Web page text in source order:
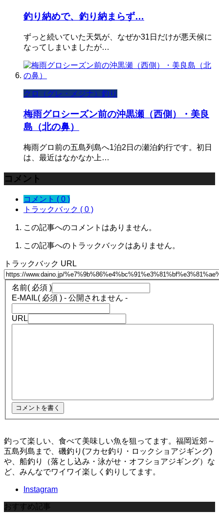
釣り納めで、釣り納まらず…
ずっと続いていた天気が、なぜか31日だけが悪天候に
なってしまいましたが…
クロ（グレ・メジナ）釣り
梅雨グロシーズン前の沖黒瀬（西側）・美良
島（北の鼻）
梅雨グロ前の五島列島へ1泊2日の瀬泊釣行です。初日
は、最近はなかなか上…
コメント
コメント ( 0 )
トラックバック ( 0 )
この記事へのコメントはありません。
この記事へのトラックバックはありません。
トラックバック URL
名前( 必須 )
E-MAIL( 必須 ) - 公開されません -
URL
釣って楽しい、食べて美味しい魚を狙ってます。福岡近郊～
五島列島まで、磯釣り(フカセ釣り・ロックショアジギング)
や、船釣り（落とし込み・泳がせ・オフショアジギング）な
ど、みんなでワイワイ楽しく釣りしてます。
Instagram
おすすめ記事